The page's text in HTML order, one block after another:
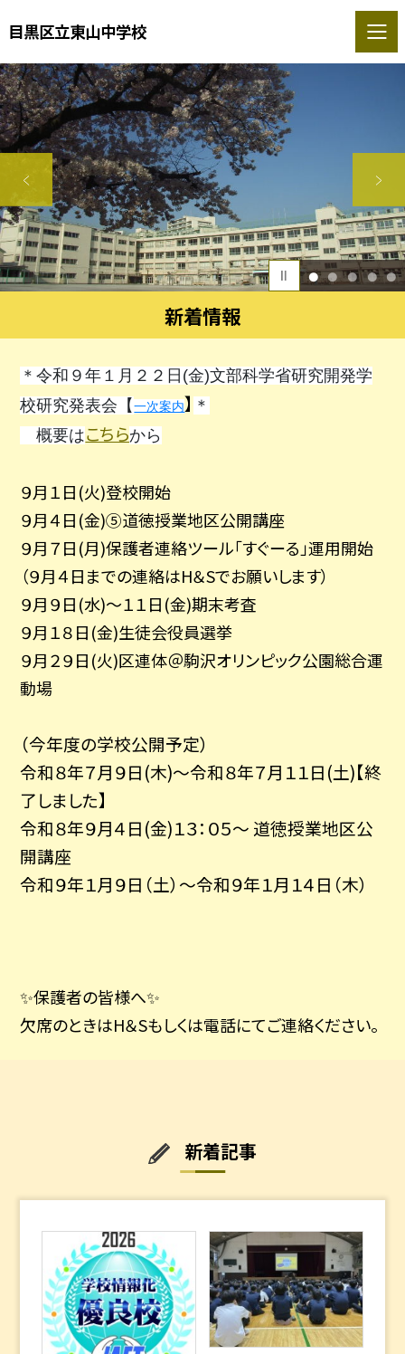
目黒区立東山中学校
1 2 3 4 5
新着情報
＊令和９年１月２２日(金)文部科学省研究開発学
校研究発表会【一次案内】 ＊
概要はこちらから
９月１日(火)登校開始
９月４日(金)⑤道徳授業地区公開講座
９月７日(月)保護者連絡ツール「すぐーる」運用開始
（９月４日までの連絡はH＆Sでお願いします）
９月９日(水)～１１日(金)期末考査
９月１８日(金)生徒会役員選挙
９月２９日(火)区連体＠駒沢オリンピック公園総合運
動場
（今年度の学校公開予定）
令和８年７月９日(木)～令和８年７月１１日(土)【終
了しました】
令和８年９月４日(金)１３：０５～ 道徳授業地区公
開講座
令和９年１月９日（土）～令和９年１月１４日（木）
✨保護者の皆様へ✨
欠席のときはH＆Sもしくは電話にてご連絡ください。
新着記事